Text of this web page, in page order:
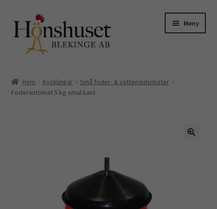
till
navigering
till
innehåll
Meny
Kycklingar o vaktlar
Hem Kycklingar
Små foder- & vattenautomater
Foderautomat 5 kg smal kant